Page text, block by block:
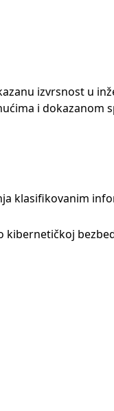
izvrsnost u
i dokazanom
klasifikovanim
kibernetičkoj